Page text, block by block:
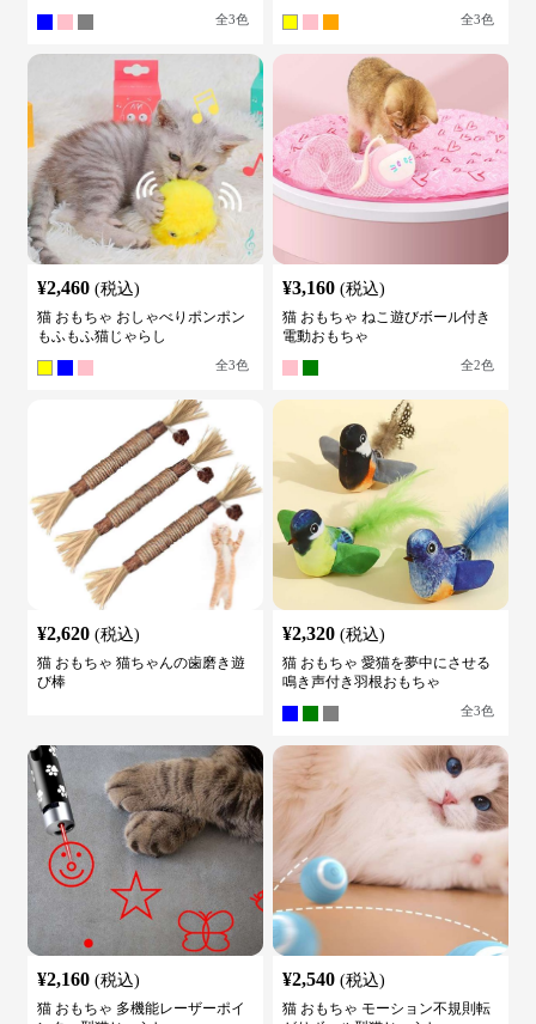
全3色 全3色
¥2,460 (税込)
猫 おもちゃ おしゃべりポンポン
もふもふ猫じゃらし
全3色
¥3,160 (税込)
猫 おもちゃ ねこ遊びボール付き
電動おもちゃ
全2色
¥2,620 (税込)
猫 おもちゃ 猫ちゃんの歯磨き遊
び棒
¥2,320 (税込)
猫 おもちゃ 愛猫を夢中にさせる
鳴き声付き羽根おもちゃ
全3色
¥2,160 (税込)
猫 おもちゃ 多機能レーザーポイ
¥2,540 (税込)
猫 おもちゃ モーション不規則転